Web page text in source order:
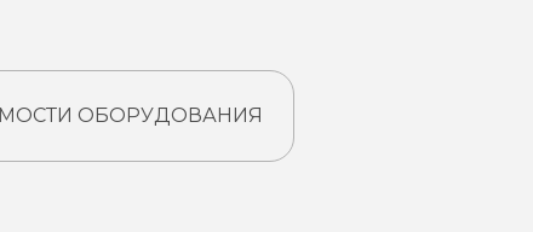
ОБОРУДОВАНИЯ